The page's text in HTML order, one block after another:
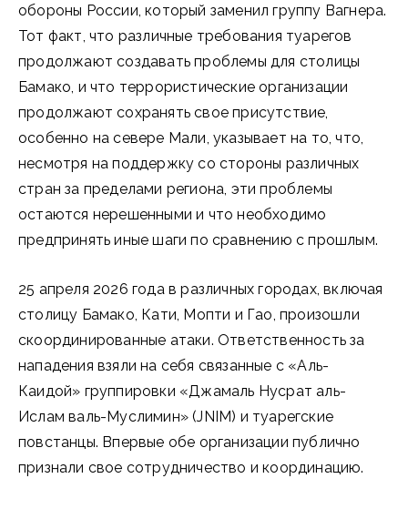
обороны России, который заменил группу Вагнера.
Тот факт, что различные требования туарегов
продолжают создавать проблемы для столицы
Бамако, и что террористические организации
продолжают сохранять свое присутствие,
особенно на севере Мали, указывает на то, что,
несмотря на поддержку со стороны различных
стран за пределами региона, эти проблемы
остаются нерешенными и что необходимо
предпринять иные шаги по сравнению с прошлым.
25 апреля 2026 года в различных городах, включая
столицу Бамако, Кати, Мопти и Гао, произошли
скоординированные атаки. Ответственность за
нападения взяли на себя связанные с «Аль-
Каидой» группировки «Джамаль Нусрат аль-
Ислам валь-Муслимин» (JNIM) и туарегские
повстанцы. Впервые обе организации публично
признали свое сотрудничество и координацию.